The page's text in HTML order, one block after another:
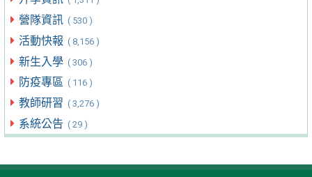
營隊資訊 ( 530 )
活動快報 ( 8,156 )
新生入學 ( 306 )
防疫專區 ( 116 )
教師研習 ( 3,276 )
系統公告 ( 29 )